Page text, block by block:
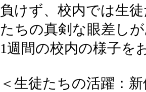
負けず、校内では生
たちの真剣な眼差し
1週間の校内の様子を
＜生徒たちの活躍：